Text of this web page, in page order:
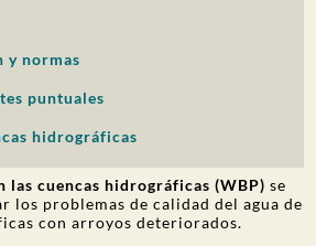
y normas
puntuales
hidrográficas
las cuencas hidrográficas (WBP)se
los problemas de calidad del agua de
con arroyos deteriorados.